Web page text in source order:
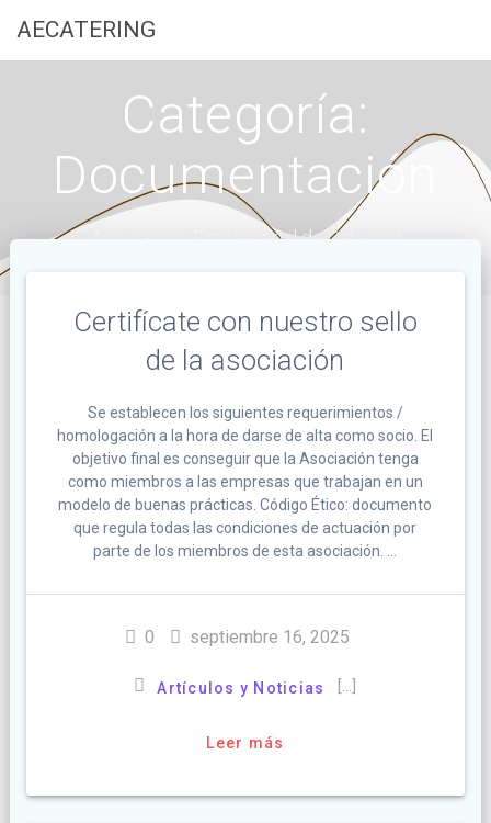
AECATERING
Categoría:
Documentación
Asociación Empresarial de Catering
Certifícate con nuestro sello
de la asociación
Se establecen los siguientes requerimientos /
homologación a la hora de darse de alta como socio. El
objetivo final es conseguir que la Asociación tenga
como miembros a las empresas que trabajan en un
modelo de buenas prácticas. Código Ético: documento
que regula todas las condiciones de actuación por
parte de los miembros de esta asociación. …
0 septiembre 16, 2025
Artículos y Noticias […]
Leer más